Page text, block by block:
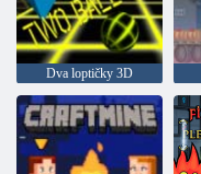
Dva loptičky 3D